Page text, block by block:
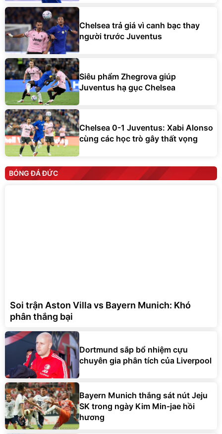
Chelsea trả giá vì canh bạc thay
người trước Juventus
Siêu phẩm Zhegrova giúp
Juventus hạ gục Chelsea
Chelsea 0-1 Juventus: Xabi Alonso
cùng các học trò gây thất vọng
BÓNG ĐÁ ĐỨC
Soi trận Aston Villa vs Bayern Munich: Khó
phân thắng bại
Dortmund sắp bổ nhiệm cựu
chuyên gia phân tích của Liverpool
Bayern Munich thắng sát nút Jeju
SK trong ngày Kim Min-jae hồi
hương